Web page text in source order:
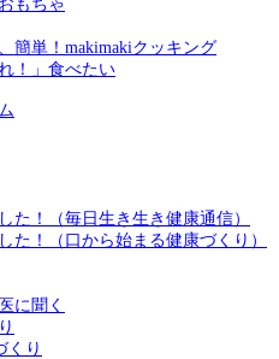
もちゃ
簡単！makimakiクッキング
！」食べたい
た！（毎日生き生き健康通信）
た！（口から始まる健康づくり）
に聞く
くり